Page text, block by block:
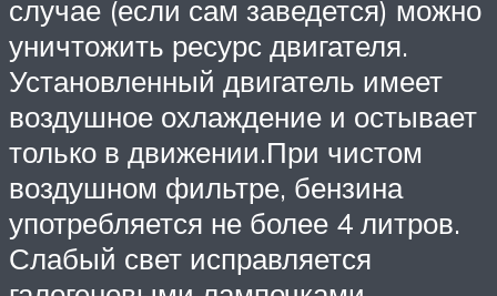
случае (если сам заведется) можно
уничтожить ресурс двигателя.
Установленный двигатель имеет
воздушное охлаждение и остывает
только в движении.При чистом
воздушном фильтре, бензина
употребляется не более 4 литров.
Слабый свет исправляется